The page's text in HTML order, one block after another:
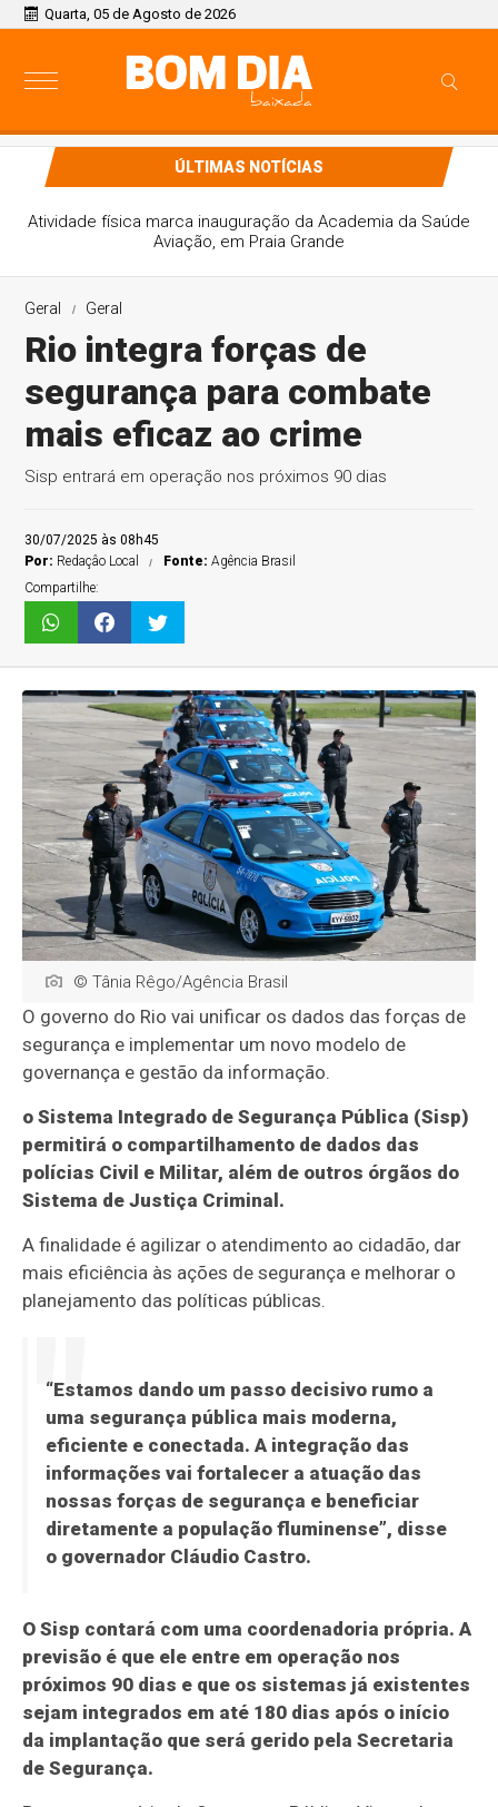
Quarta, 05 de Agosto de 2026
ÚLTIMAS NOTÍCIAS
Atividade física marca inauguração da Academia da Saúde
Aviação, em Praia Grande
Geral Geral
Rio integra forças de
segurança para combate
mais eficaz ao crime
Sisp entrará em operação nos próximos 90 dias
30/07/2025 às 08h45
Por: Redaçâo Local Fonte:Agência Brasil
Compartilhe:
© Tânia Rêgo/Agência Brasil
O governo do Rio vai unificar os dados das forças de
segurança e implementar um novo modelo de
governança e gestão da informação.
o Sistema Integrado de Segurança Pública (Sisp)
permitirá o compartilhamento de dados das
polícias Civil e Militar, além de outros órgãos do
Sistema de Justiça Criminal.
A finalidade é agilizar o atendimento ao cidadão, dar
mais eficiência às ações de segurança e melhorar o
planejamento das políticas públicas.
“Estamos dando um passo decisivo rumo a
uma segurança pública mais moderna,
eficiente e conectada. A integração das
informações vai fortalecer a atuação das
nossas forças de segurança e beneficiar
diretamente a população fluminense”, disse
o governador Cláudio Castro.
O Sisp contará com uma coordenadoria própria. A
previsão é que ele entre em operação nos
próximos 90 dias e que os sistemas já existentes
sejam integrados em até 180 dias após o início
da implantação que será gerido pela Secretaria
de Segurança.